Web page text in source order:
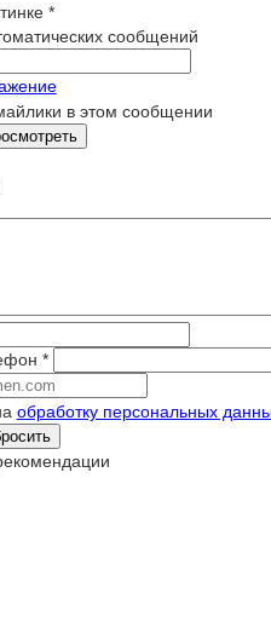
*
в этом сообщении
*
обработку персональных